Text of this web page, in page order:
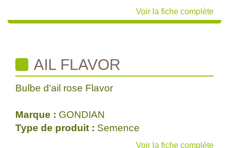
Voir la fiche complète
AIL FLAVOR
Bulbe d'ail rose Flavor
Marque : GONDIAN
Type de produit : Semence
Voir la fiche complète